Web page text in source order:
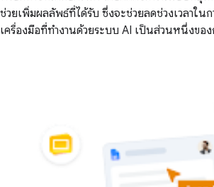
ช่วยเพิ่มผลลัพธ์ที่ได้รับ ซึ่งจะช่วยลดช่วงเวลาใน
เครื่องมือที่ทำงานด้วยระบบ AI เป็นส่วนหนึ่งขอ